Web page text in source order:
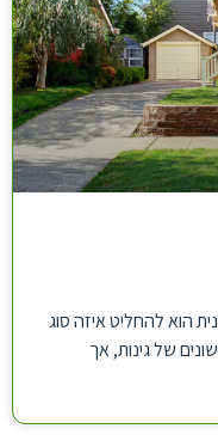
הוא להחליט איזה סוג
של גינות, אך